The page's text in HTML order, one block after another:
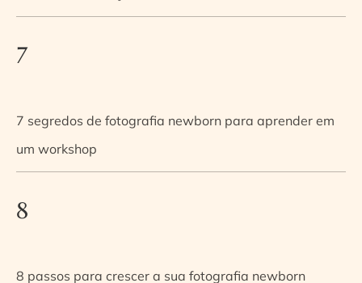
7
7 segredos de fotografia newborn para aprender em
um workshop
8
8 passos para crescer a sua fotografia newborn